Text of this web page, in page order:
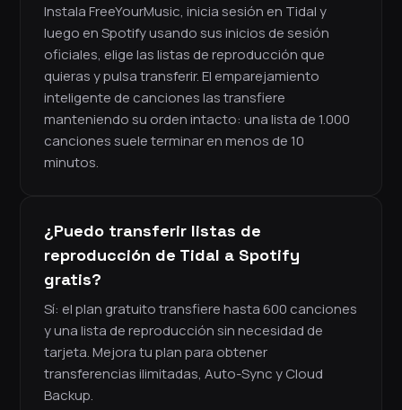
Instala FreeYourMusic, inicia sesión en Tidal y
luego en Spotify usando sus inicios de sesión
oficiales, elige las listas de reproducción que
quieras y pulsa transferir. El emparejamiento
inteligente de canciones las transfiere
manteniendo su orden intacto: una lista de 1.000
canciones suele terminar en menos de 10
minutos.
¿Puedo transferir listas de
reproducción de Tidal a Spotify
gratis?
Sí: el plan gratuito transfiere hasta 600 canciones
y una lista de reproducción sin necesidad de
tarjeta. Mejora tu plan para obtener
transferencias ilimitadas, Auto-Sync y Cloud
Backup.